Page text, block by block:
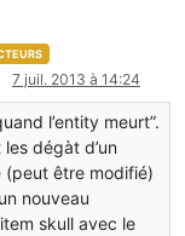
7 juil. 2013 à 14:24
l’entity meurt”.
dégàt d’un
(peut être modifié)
nouveau
skull avec le